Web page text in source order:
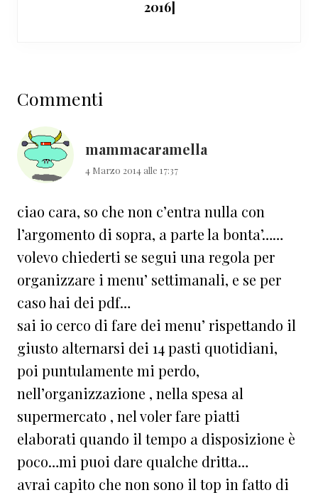
2016]
del
lettore
Commenti
mammacaramella
4 Marzo 2014 alle 17:37
ciao cara, so che non c’entra nulla con
l’argomento di sopra, a parte la bonta’……
volevo chiederti se segui una regola per
organizzare i menu’ settimanali, e se per
caso hai dei pdf…
sai io cerco di fare dei menu’ rispettando il
giusto alternarsi dei 14 pasti quotidiani,
poi puntulamente mi perdo,
nell’organizzazione , nella spesa al
supermercato , nel voler fare piatti
elaborati quando il tempo a disposizione è
poco…mi puoi dare qualche dritta…
avrai capito che non sono il top in fatto di